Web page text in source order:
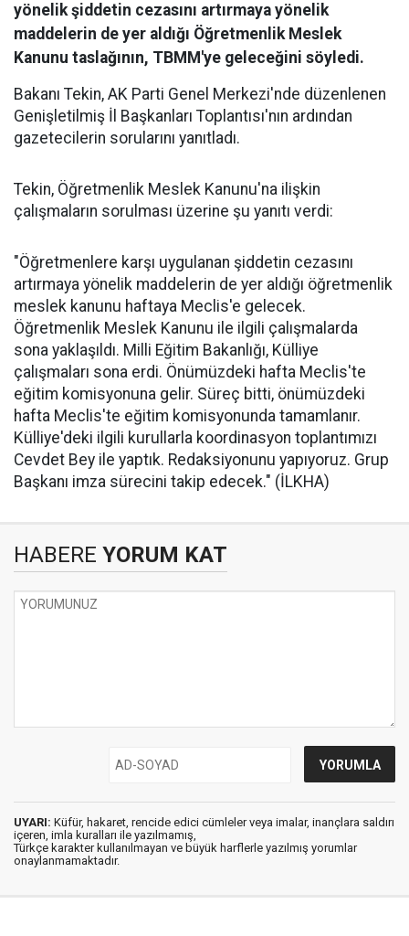
yönelik şiddetin cezasını artırmaya yönelik
maddelerin de yer aldığı Öğretmenlik Meslek
Kanunu taslağının, TBMM'ye geleceğini söyledi.
Bakanı Tekin, AK Parti Genel Merkezi'nde düzenlenen
Genişletilmiş İl Başkanları Toplantısı'nın ardından
gazetecilerin sorularını yanıtladı.
Tekin, Öğretmenlik Meslek Kanunu'na ilişkin
çalışmaların sorulması üzerine şu yanıtı verdi:
"Öğretmenlere karşı uygulanan şiddetin cezasını
artırmaya yönelik maddelerin de yer aldığı öğretmenlik
meslek kanunu haftaya Meclis'e gelecek.
Öğretmenlik Meslek Kanunu ile ilgili çalışmalarda
sona yaklaşıldı. Milli Eğitim Bakanlığı, Külliye
çalışmaları sona erdi. Önümüzdeki hafta Meclis'te
eğitim komisyonuna gelir. Süreç bitti, önümüzdeki
hafta Meclis'te eğitim komisyonunda tamamlanır.
Külliye'deki ilgili kurullarla koordinasyon toplantımızı
Cevdet Bey ile yaptık. Redaksiyonunu yapıyoruz. Grup
Başkanı imza sürecini takip edecek." (İLKHA)
HABERE YORUM KAT
UYARI: Küfür, hakaret, rencide edici cümleler veya imalar, inançlara saldırı
içeren, imla kuralları ile yazılmamış,
Türkçe karakter kullanılmayan ve büyük harflerle yazılmış yorumlar
onaylanmamaktadır.